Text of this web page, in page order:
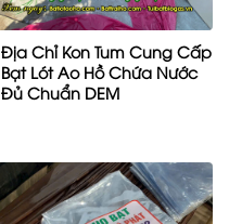
Địa Chỉ Kon Tum Cung Cấp
Bạt Lót Ao Hồ Chứa Nước
Đủ Chuẩn DEM